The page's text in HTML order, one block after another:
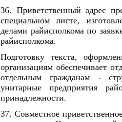
36. Приветственный адрес
специальном листе,
делами райисполкома по
райисполкома.
Подготовку текста,
организациям обеспечивает
отдельным гражданам -
унитарные предприятия
принадлежности.
37. Совместное